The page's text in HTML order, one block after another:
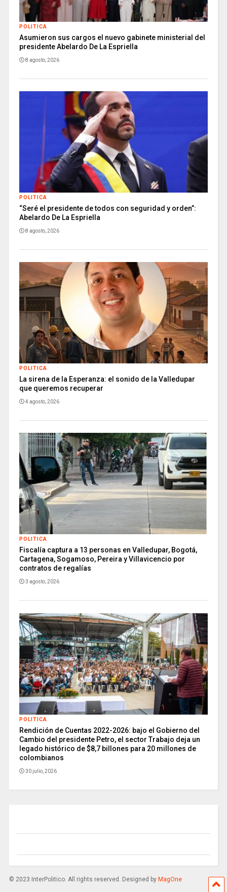
POLITICA
Asumieron sus cargos el nuevo gabinete ministerial del
presidente Abelardo De La Espriella
8 agosto, 2026
POLITICA
“Seré el presidente de todos con seguridad y orden”:
Abelardo De La Espriella
8 agosto, 2026
POLITICA
La sirena de la Esperanza: el sonido de la Valledupar
que queremos recuperar
4 agosto, 2026
POLITICA
Fiscalía captura a 13 personas en Valledupar, Bogotá,
Cartagena, Sogamoso, Pereira y Villavicencio por
contratos de regalías
3 agosto, 2026
POLITICA
Rendición de Cuentas 2022-2026: bajo el Gobierno del
Cambio del presidente Petro, el sector Trabajo deja un
legado histórico de $8,7 billones para 20 millones de
colombianos
30 julio, 2026
© 2023 InterPolitico. All rights reserved. Designed by MagOne